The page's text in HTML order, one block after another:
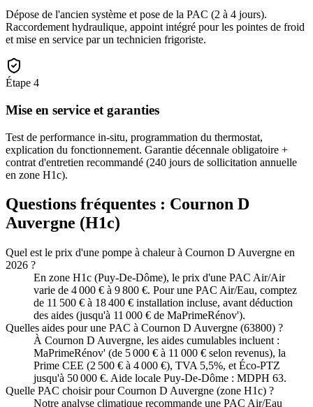
Dépose de l'ancien système et pose de la PAC (2 à 4 jours).
Raccordement hydraulique, appoint intégré pour les pointes de froid
et mise en service par un technicien frigoriste.
Étape 4
Mise en service et garanties
Test de performance in-situ, programmation du thermostat,
explication du fonctionnement. Garantie décennale obligatoire +
contrat d'entretien recommandé (240 jours de sollicitation annuelle
en zone H1c).
Questions fréquentes : Cournon D
Auvergne (H1c)
Quel est le prix d'une pompe à chaleur à Cournon D Auvergne en
2026 ?
En zone H1c (Puy-De-Dôme), le prix d'une PAC Air/Air
varie de 4 000 € à 9 800 €. Pour une PAC Air/Eau, comptez
de 11 500 € à 18 400 € installation incluse, avant déduction
des aides (jusqu'à 11 000 € de MaPrimeRénov').
Quelles aides pour une PAC à Cournon D Auvergne (63800) ?
À Cournon D Auvergne, les aides cumulables incluent :
MaPrimeRénov' (de 5 000 € à 11 000 € selon revenus), la
Prime CEE (2 500 € à 4 000 €), TVA 5,5%, et Éco-PTZ
jusqu'à 50 000 €. Aide locale Puy-De-Dôme : MDPH 63.
Quelle PAC choisir pour Cournon D Auvergne (zone H1c) ?
Notre analyse climatique recommande une PAC Air/Eau